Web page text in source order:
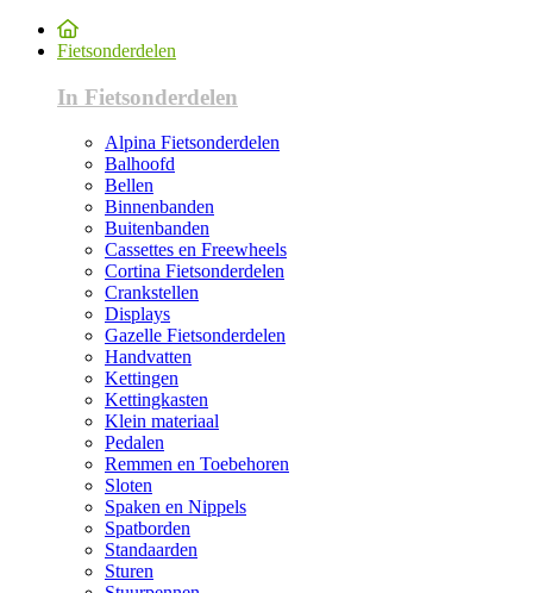
Fietsonderdelen
In Fietsonderdelen
Alpina Fietsonderdelen
Balhoofd
Bellen
Binnenbanden
Buitenbanden
Cassettes en Freewheels
Cortina Fietsonderdelen
Crankstellen
Displays
Gazelle Fietsonderdelen
Handvatten
Kettingen
Kettingkasten
Klein materiaal
Pedalen
Remmen en Toebehoren
Sloten
Spaken en Nippels
Spatborden
Standaarden
Sturen